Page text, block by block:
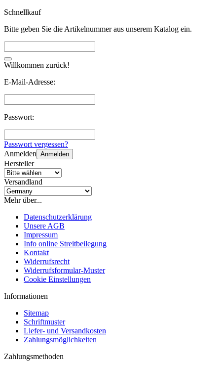
Schnellkauf
Bitte geben Sie die Artikelnummer aus unserem Katalog ein.
Willkommen zurück!
E-Mail-Adresse:
Passwort:
Passwort vergessen?
Anmelden Anmelden
Hersteller
Versandland
Mehr über...
Datenschutzerklärung
Unsere AGB
Impressum
Info online Streitbeilegung
Kontakt
Widerrufsrecht
Widerrufsformular-Muster
Cookie Einstellungen
Informationen
Sitemap
Schriftmuster
Liefer- und Versandkosten
Zahlungsmöglichkeiten
Zahlungsmethoden